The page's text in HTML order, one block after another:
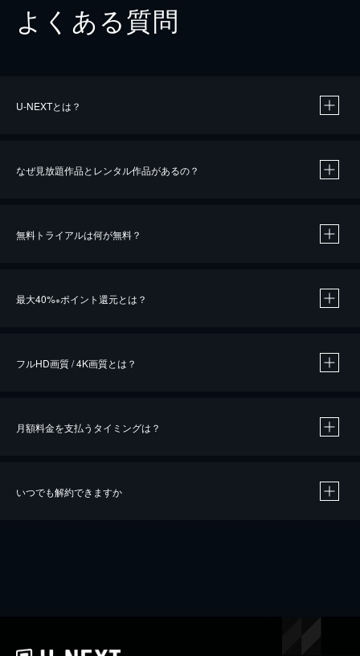
よくある質問
U-NEXTとは？
なぜ見放題作品とレンタル作品があるの？
無料トライアルは何が無料？
最大40%※ポイント還元とは？
※40％ポイント還元の対象は、クレジットカード決済による作品の購入 / レンタルです。
フルHD画質 / 4K画質とは？
月額料金を支払うタイミングは？
いつでも解約できますか